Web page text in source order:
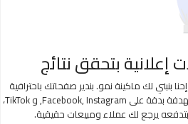
بتحقق نتائج
بنبني لك ماكينة نمو. بندير صفحاتك باحترافية
وبنصمم حملات إعلانية (Ads) مستهدفة بدقة على Facebook, Instagram, و TikTok،
يرجع لك عملاء ومبيعات حقيقية.